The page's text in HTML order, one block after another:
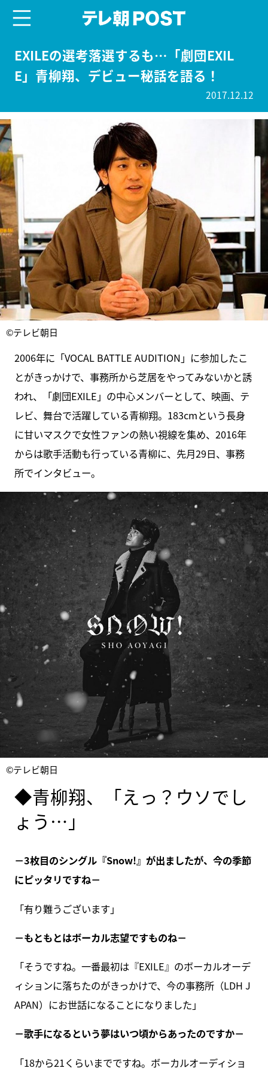
EXILEの選考落選するも…「劇団EXIL
E」青柳翔、デビュー秘話を語る！
2017.12.12
©テレビ朝日
2006年に「VOCAL BATTLE AUDITION」に参加したこ
とがきっかけで、事務所から芝居をやってみないかと誘
われ、「劇団EXILE」の中心メンバーとして、映画、テ
レビ、舞台で活躍している青柳翔。183cmという長身
に甘いマスクで女性ファンの熱い視線を集め、2016年
からは歌手活動も行っている青柳に、先月29日、事務
所でインタビュー。
©テレビ朝日
◆青柳翔、「えっ？ウソでし
ょう…」
－3枚目のシングル『Snow!』が出ましたが、今の季節
にピッタリですね－
「有り難うございます」
－もともとはボーカル志望ですものね－
「そうですね。一番最初は『EXILE』のボーカルオーデ
ィションに落ちたのがきっかけで、今の事務所（LDH J
APAN）にお世話になることになりました」
－歌手になるという夢はいつ頃からあったのですか－
「18から21くらいまでですね。ボーカルオーディショ